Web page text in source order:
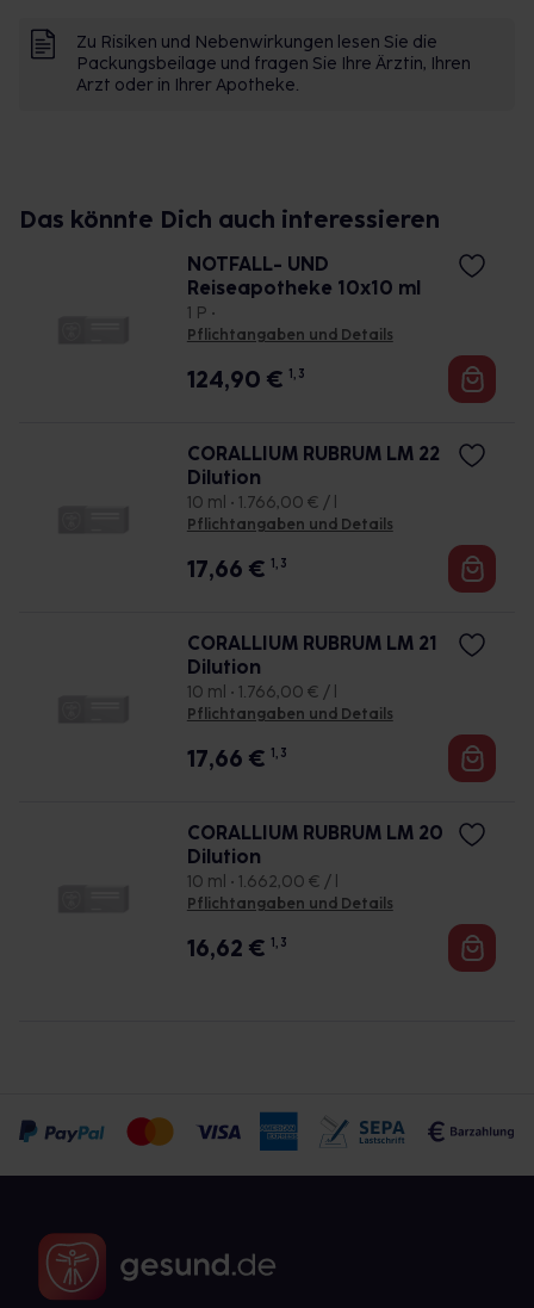
Zu Risiken und Nebenwirkungen lesen Sie die
Packungsbeilage und fragen Sie Ihre Ärztin, Ihren
Arzt oder in Ihrer Apotheke.
Das könnte Dich auch interessieren
NOTFALL- UND
Reiseapotheke 10x10 ml
1 P •
Pflichtangaben und Details
124,90 € 1, 3
CORALLIUM RUBRUM LM 22
Dilution
10 ml • 1.766,00 € / l
Pflichtangaben und Details
17,66 € 1, 3
CORALLIUM RUBRUM LM 21
Dilution
10 ml • 1.766,00 € / l
Pflichtangaben und Details
17,66 € 1, 3
CORALLIUM RUBRUM LM 20
Dilution
10 ml • 1.662,00 € / l
Pflichtangaben und Details
16,62 € 1, 3